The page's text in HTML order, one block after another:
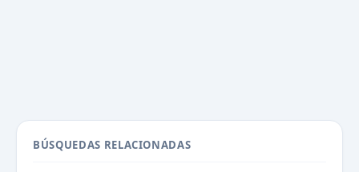
BÚSQUEDAS RELACIONADAS